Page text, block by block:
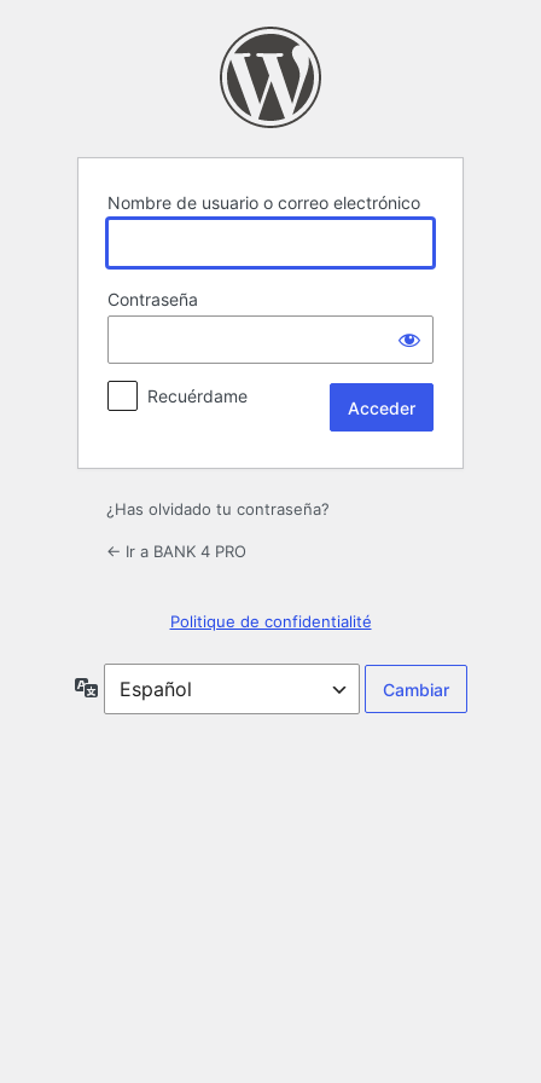
Nombre de usuario o correo electrónico
Contraseña
Recuérdame
¿Has olvidado tu contraseña?
← Ir a BANK 4 PRO
Politique de confidentialité
Idioma